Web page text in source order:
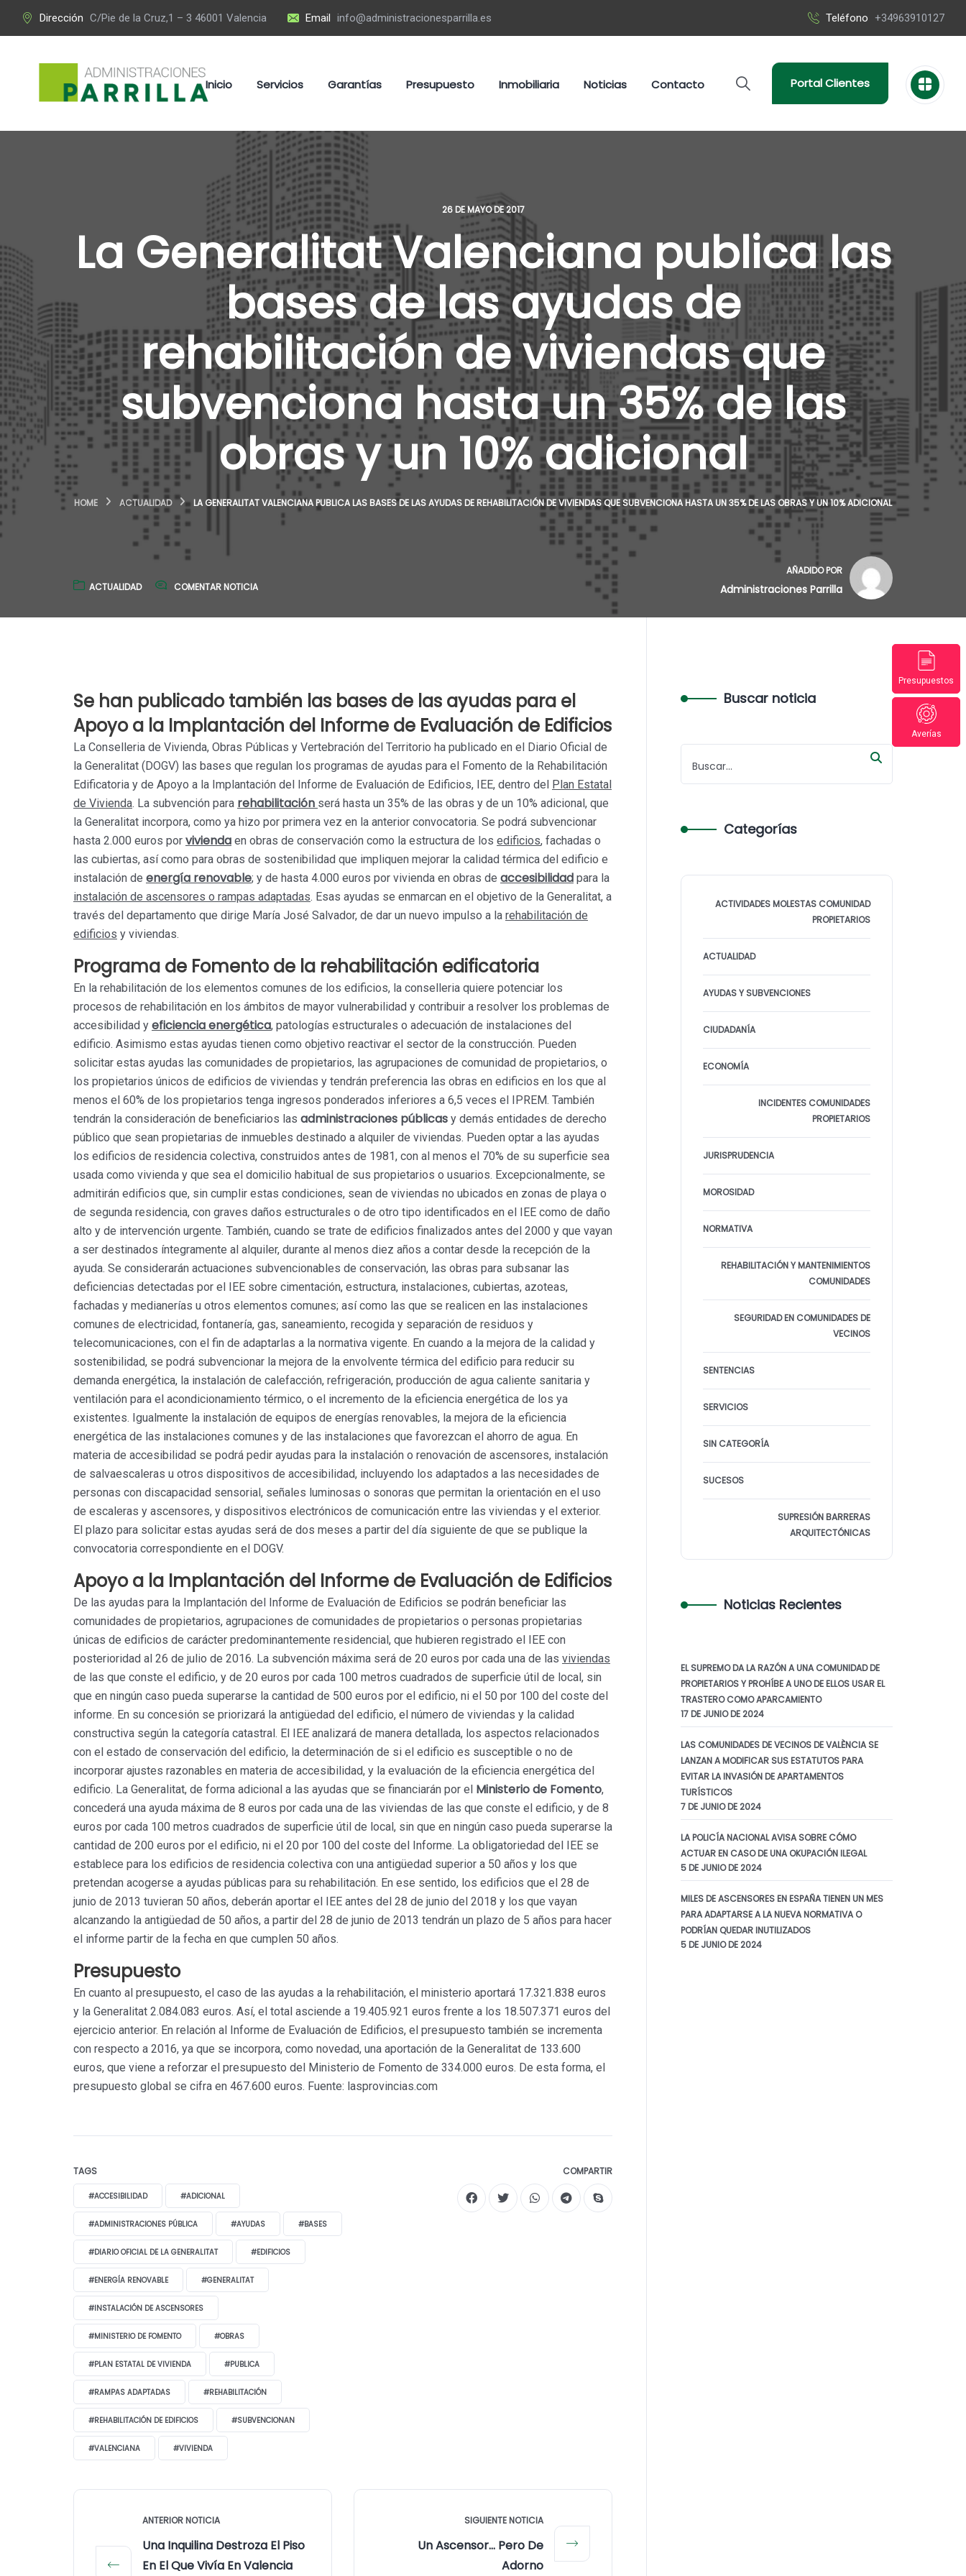
Presupuestos
Averías
Dirección C/Pie de la Cruz,1 – 3 46001 Valencia Email info@administracionesparrilla.es Teléfono +34963910127
Inicio Servicios Garantías Presupuesto Inmobiliaria Noticias Contacto Portal Clientes
26 DE MAYO DE 2017
La Generalitat Valenciana publica las
bases de las ayudas de
rehabilitación de viviendas que
subvenciona hasta un 35% de las
obras y un 10% adicional
HOME ACTUALIDAD LA GENERALITAT VALENCIANA PUBLICA LAS BASES DE LAS AYUDAS DE REHABILITACIÓN DE VIVIENDAS QUE SUBVENCIONA HASTA UN 35% DE LAS OBRAS Y UN 10% ADICIONAL
ACTUALIDAD COMENTAR NOTICIA
AÑADIDO POR
Administraciones Parrilla
Se han publicado también las bases de las ayudas para el
Apoyo a la Implantación del Informe de Evaluación de Edificios
La Conselleria de Vivienda, Obras Públicas y Vertebración del Territorio ha publicado en el Diario Oficial de
la Generalitat (DOGV) las bases que regulan los programas de ayudas para el Fomento de la Rehabilitación
Edificatoria y de Apoyo a la Implantación del Informe de Evaluación de Edificios, IEE, dentro del
Plan Estatal
de Vivienda. La subvención para rehabilitación será hasta un 35% de las obras y de un 10% adicional, que
la Generalitat incorpora, como ya hizo por primera vez en la anterior convocatoria. Se podrá subvencionar
hasta 2.000 euros por vivienda en obras de conservación como la estructura de los edificios, fachadas o
las cubiertas, así como para obras de sostenibilidad que impliquen mejorar la calidad térmica del edificio e
instalación de energía renovable; y de hasta 4.000 euros por vivienda en obras de accesibilidad para la
instalación de ascensores o rampas adaptadas. Esas ayudas se enmarcan en el objetivo de la Generalitat, a
través del departamento que dirige María José Salvador, de dar un nuevo impulso a la rehabilitación de
edificios y viviendas.
Programa de Fomento de la rehabilitación edificatoria
En la rehabilitación de los elementos comunes de los edificios, la conselleria quiere potenciar los
procesos de rehabilitación en los ámbitos de mayor vulnerabilidad y contribuir a resolver los problemas de
accesibilidad y eficiencia energética, patologías estructurales o adecuación de instalaciones del
edificio. Asimismo estas ayudas tienen como objetivo reactivar el sector de la construcción. Pueden
solicitar estas ayudas las comunidades de propietarios, las agrupaciones de comunidad de propietarios, o
los propietarios únicos de edificios de viviendas y tendrán preferencia las obras en edificios en los que al
menos el 60% de los propietarios tenga ingresos ponderados inferiores a 6,5 veces el IPREM. También
tendrán la consideración de beneficiarios las administraciones públicas y demás entidades de derecho
público que sean propietarias de inmuebles destinado a alquiler de viviendas. Pueden optar a las ayudas
los edificios de residencia colectiva, construidos antes de 1981, con al menos el 70% de su superficie sea
usada como vivienda y que sea el domicilio habitual de sus propietarios o usuarios. Excepcionalmente, se
admitirán edificios que, sin cumplir estas condiciones, sean de viviendas no ubicados en zonas de playa o
de segunda residencia, con graves daños estructurales o de otro tipo identificados en el IEE como de daño
alto y de intervención urgente. También, cuando se trate de edificios finalizados antes del 2000 y que vayan
a ser destinados íntegramente al alquiler, durante al menos diez años a contar desde la recepción de la
ayuda. Se considerarán actuaciones subvencionables de conservación, las obras para subsanar las
deficiencias detectadas por el IEE sobre cimentación, estructura, instalaciones, cubiertas, azoteas,
fachadas y medianerías u otros elementos comunes; así como las que se realicen en las instalaciones
comunes de electricidad, fontanería, gas, saneamiento, recogida y separación de residuos y
telecomunicaciones, con el fin de adaptarlas a la normativa vigente. En cuando a la mejora de la calidad y
sostenibilidad, se podrá subvencionar la mejora de la envolvente térmica del edificio para reducir su
demanda energética, la instalación de calefacción, refrigeración, producción de agua caliente sanitaria y
ventilación para el acondicionamiento térmico, o el incremento de la eficiencia energética de los ya
existentes. Igualmente la instalación de equipos de energías renovables, la mejora de la eficiencia
energética de las instalaciones comunes y de las instalaciones que favorezcan el ahorro de agua. En
materia de accesibilidad se podrá pedir ayudas para la instalación o renovación de ascensores, instalación
de salvaescaleras u otros dispositivos de accesibilidad, incluyendo los adaptados a las necesidades de
personas con discapacidad sensorial, señales luminosas o sonoras que permitan la orientación en el uso
de escaleras y ascensores, y dispositivos electrónicos de comunicación entre las viviendas y el exterior.
El plazo para solicitar estas ayudas será de dos meses a partir del día siguiente de que se publique la
convocatoria correspondiente en el DOGV.
Apoyo a la Implantación del Informe de Evaluación de Edificios
De las ayudas para la Implantación del Informe de Evaluación de Edificios se podrán beneficiar las
comunidades de propietarios, agrupaciones de comunidades de propietarios o personas propietarias
únicas de edificios de carácter predominantemente residencial, que hubieren registrado el IEE con
posterioridad al 26 de julio de 2016. La subvención máxima será de 20 euros por cada una de las viviendas
de las que conste el edificio, y de 20 euros por cada 100 metros cuadrados de superficie útil de local, sin
que en ningún caso pueda superarse la cantidad de 500 euros por el edificio, ni el 50 por 100 del coste del
informe. En su concesión se priorizará la antigüedad del edificio, el número de viviendas y la calidad
constructiva según la categoría catastral. El IEE analizará de manera detallada, los aspectos relacionados
con el estado de conservación del edificio, la determinación de si el edificio es susceptible o no de
incorporar ajustes razonables en materia de accesibilidad, y la evaluación de la eficiencia energética del
edificio. La Generalitat, de forma adicional a las ayudas que se financiarán por el Ministerio de Fomento,
concederá una ayuda máxima de 8 euros por cada una de las viviendas de las que conste el edificio, y de 8
euros por cada 100 metros cuadrados de superficie útil de local, sin que en ningún caso pueda superarse la
cantidad de 200 euros por el edificio, ni el 20 por 100 del coste del Informe. La obligatoriedad del IEE se
establece para los edificios de residencia colectiva con una antigüedad superior a 50 años y los que
pretendan acogerse a ayudas públicas para su rehabilitación. En ese sentido, los edificios que el 28 de
junio de 2013 tuvieran 50 años, deberán aportar el IEE antes del 28 de junio del 2018 y los que vayan
alcanzando la antigüedad de 50 años, a partir del 28 de junio de 2013 tendrán un plazo de 5 años para hacer
el informe partir de la fecha en que cumplen 50 años.
Presupuesto
En cuanto al presupuesto, el caso de las ayudas a la rehabilitación, el ministerio aportará 17.321.838 euros
y la Generalitat 2.084.083 euros. Así, el total asciende a 19.405.921 euros frente a los 18.507.371 euros del
ejercicio anterior. En relación al Informe de Evaluación de Edificios, el presupuesto también se incrementa
con respecto a 2016, ya que se incorpora, como novedad, una aportación de la Generalitat de 133.600
euros, que viene a reforzar el presupuesto del Ministerio de Fomento de 334.000 euros. De esta forma, el
presupuesto global se cifra en 467.600 euros. Fuente: lasprovincias.com
TAGS
#ACCESIBILIDAD #ADICIONAL
#ADMINISTRACIONES PÚBLICA #AYUDAS #BASES
#DIARIO OFICIAL DE LA GENERALITAT #EDIFICIOS
#ENERGÍA RENOVABLE #GENERALITAT
#INSTALACIÓN DE ASCENSORES
#MINISTERIO DE FOMENTO #OBRAS
#PLAN ESTATAL DE VIVIENDA #PUBLICA
#RAMPAS ADAPTADAS #REHABILITACIÓN
#REHABILITACIÓN DE EDIFICIOS #SUBVENCIONAN
#VALENCIANA #VIVIENDA
COMPARTIR
ANTERIOR NOTICIA
Una Inquilina Destroza El Piso
En El Que Vivía En Valencia
SIGUIENTE NOTICIA
Un Ascensor… Pero De
Adorno
Buscar noticia
Categorías
ACTIVIDADES MOLESTAS COMUNIDAD
PROPIETARIOS
ACTUALIDAD
AYUDAS Y SUBVENCIONES
CIUDADANÍA
ECONOMÍA
INCIDENTES COMUNIDADES
PROPIETARIOS
JURISPRUDENCIA
MOROSIDAD
NORMATIVA
REHABILITACIÓN Y MANTENIMIENTOS
COMUNIDADES
SEGURIDAD EN COMUNIDADES DE
VECINOS
SENTENCIAS
SERVICIOS
SIN CATEGORÍA
SUCESOS
SUPRESIÓN BARRERAS
ARQUITECTÓNICAS
Noticias Recientes
EL SUPREMO DA LA RAZÓN A UNA COMUNIDAD DE
PROPIETARIOS Y PROHÍBE A UNO DE ELLOS USAR EL
TRASTERO COMO APARCAMIENTO
17 DE JUNIO DE 2024
LAS COMUNIDADES DE VECINOS DE VALÈNCIA SE
LANZAN A MODIFICAR SUS ESTATUTOS PARA
EVITAR LA INVASIÓN DE APARTAMENTOS
TURÍSTICOS
7 DE JUNIO DE 2024
LA POLICÍA NACIONAL AVISA SOBRE CÓMO
ACTUAR EN CASO DE UNA OKUPACIÓN ILEGAL
5 DE JUNIO DE 2024
MILES DE ASCENSORES EN ESPAÑA TIENEN UN MES
PARA ADAPTARSE A LA NUEVA NORMATIVA O
PODRÍAN QUEDAR INUTILIZADOS
5 DE JUNIO DE 2024